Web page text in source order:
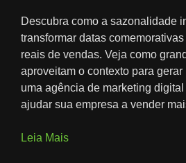
Descubra como a sazonalidade
transformar datas
reais de vendas. Veja como
aproveitam o contexto para
uma agência de marketing
ajudar sua empresa a vender
Leia Mais